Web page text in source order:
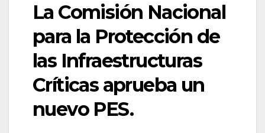
La Comisión Nacional
para la Protección de
las Infraestructuras
Críticas aprueba un
nuevo PES.